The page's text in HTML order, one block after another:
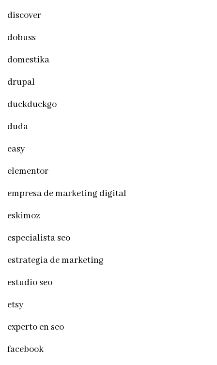
discover
dobuss
domestika
drupal
duckduckgo
duda
easy
elementor
empresa de marketing digital
eskimoz
especialista seo
estrategia de marketing
estudio seo
etsy
experto en seo
facebook